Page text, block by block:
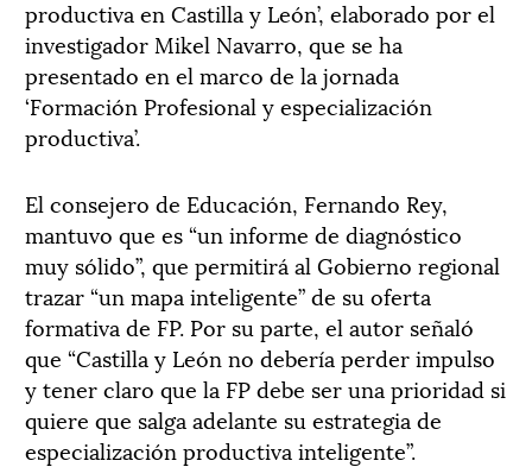
productiva en Castilla y León’, elaborado por el
investigador Mikel Navarro, que se ha
presentado en el marco de la jornada
‘Formación Profesional y especialización
productiva’.
El consejero de Educación, Fernando Rey,
mantuvo que es “un informe de diagnóstico
muy sólido”, que permitirá al Gobierno regional
trazar “un mapa inteligente” de su oferta
formativa de FP. Por su parte, el autor señaló
que “Castilla y León no debería perder impulso
y tener claro que la FP debe ser una prioridad si
quiere que salga adelante su estrategia de
especialización productiva inteligente”.